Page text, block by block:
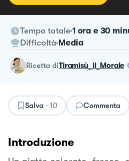
Tempo totale 1 ora e 30
Difficoltà Media
ricetta diTiramisù_Il_Morale
Salva · 10 Commenta
Introduzione